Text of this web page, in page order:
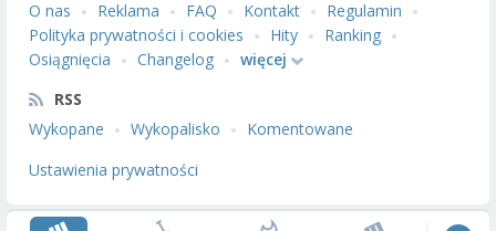
O nas
Reklama FAQ Kontakt
Regulamin
Polityka prywatności i cookies
Hity
Ranking
Osiągnięcia
Changelog
więcej
RSS
Wykopane
Wykopalisko
Komentowane
Ustawienia prywatności